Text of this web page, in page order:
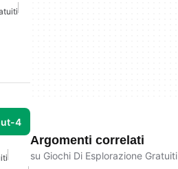
4
Argomenti correlati
su Giochi Di Esplorazione Gratuiti